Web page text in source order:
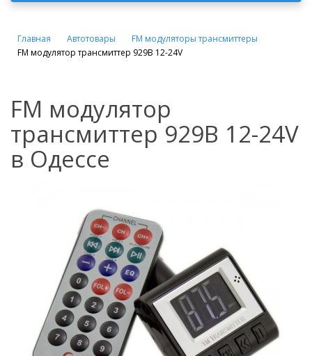
Главная Автотовары
FM модуляторы трансмиттеры
FM модулятор трансмиттер 929B 12-24V
FM модулятор
трансмиттер 929B 12-24V
в Одессе